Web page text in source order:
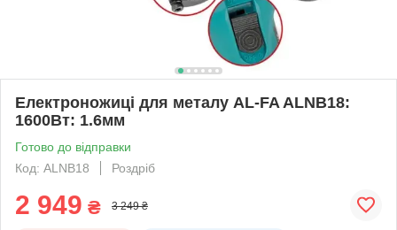
Електроножиці для металу AL-FA ALNB18:
1600Вт: 1.6мм
Готово до відправки
Код: ALNB18
Роздріб
2 949 ₴ 3 249 ₴